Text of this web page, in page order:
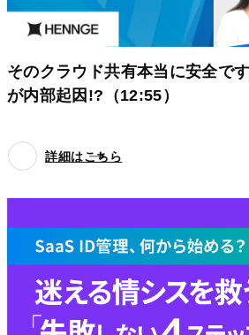
そのクラウド共有本当に安全で
が内部起因!?（12:55）
詳細はこちら